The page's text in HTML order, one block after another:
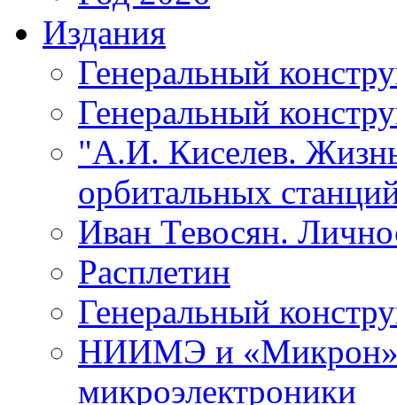
Издания
Генеральный
Генеральный
"А.И. Киселев.
орбитальных
Иван Тевосян.
Расплетин
Генеральный
НИИМЭ и «Микрон»
микроэлектроники